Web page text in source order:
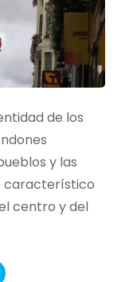
de los
y las
característico
centro y del